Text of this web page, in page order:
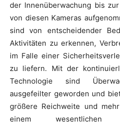
der Innenüberwachung bis
von diesen Kameras
sind von entscheidender
Aktivitäten zu erkennen,
im Falle einer
zu liefern. Mit der
Technologie sind
ausgefeilter geworden und
größere Reichweite und
einem wesentlichen